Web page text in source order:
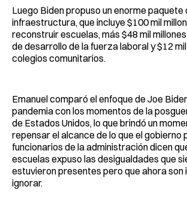
Luego Biden propuso un enorme paquete
infraestructura, que incluye $100 mil
reconstruir escuelas, más $48 mil
de desarrollo de la fuerza laboral y $12
colegios comunitarios.
Emanuel comparó el enfoque de Joe
pandemia con los momentos de la
de Estados Unidos, lo que brindó un
repensar el alcance de lo que el gobierno
funcionarios de la administración dicen
escuelas expuso las desigualdades que
estuvieron presentes pero que ahora son
ignorar.